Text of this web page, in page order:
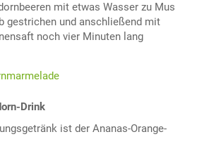
mit etwas Wasser zu Mus
gestrichen und anschließend mit
noch vier Minuten lang
Drink
ist der Ananas-Orange-